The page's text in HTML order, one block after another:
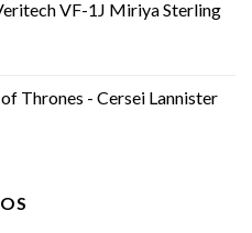
VF-1J Miriya Sterling
Thrones - Cersei Lannister